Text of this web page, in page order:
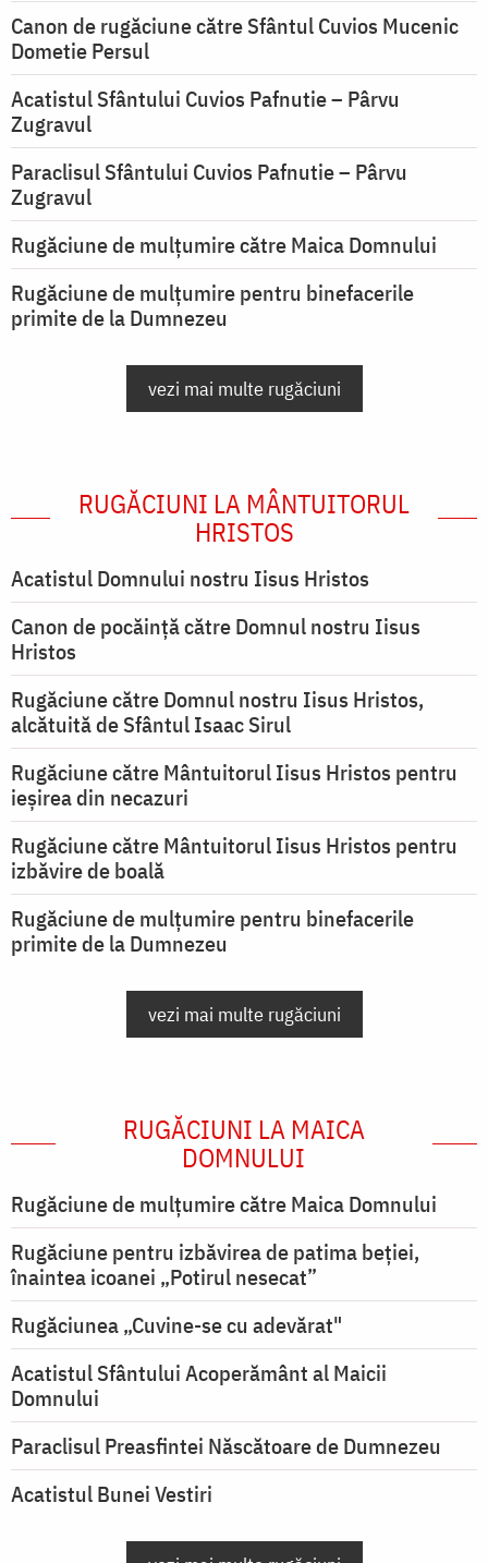
Canon de rugăciune către Sfântul Cuvios Mucenic
Dometie Persul
Acatistul Sfântului Cuvios Pafnutie – Pârvu
Zugravul
Paraclisul Sfântului Cuvios Pafnutie – Pârvu
Zugravul
Rugăciune de mulţumire către Maica Domnului
Rugăciune de mulțumire pentru binefacerile
primite de la Dumnezeu
vezi mai multe rugăciuni
RUGĂCIUNI LA MÂNTUITORUL
HRISTOS
Acatistul Domnului nostru Iisus Hristos
Canon de pocăință către Domnul nostru Iisus
Hristos
Rugăciune către Domnul nostru Iisus Hristos,
alcătuită de Sfântul Isaac Sirul
Rugăciune către Mântuitorul Iisus Hristos pentru
ieşirea din necazuri
Rugăciune către Mântuitorul Iisus Hristos pentru
izbăvire de boală
Rugăciune de mulțumire pentru binefacerile
primite de la Dumnezeu
vezi mai multe rugăciuni
RUGĂCIUNI LA MAICA
DOMNULUI
Rugăciune de mulţumire către Maica Domnului
Rugăciune pentru izbăvirea de patima beției,
înaintea icoanei „Potirul nesecat”
Rugăciunea „Cuvine-se cu adevărat"
Acatistul Sfântului Acoperământ al Maicii
Domnului
Paraclisul Preasfintei Născătoare de Dumnezeu
Acatistul Bunei Vestiri